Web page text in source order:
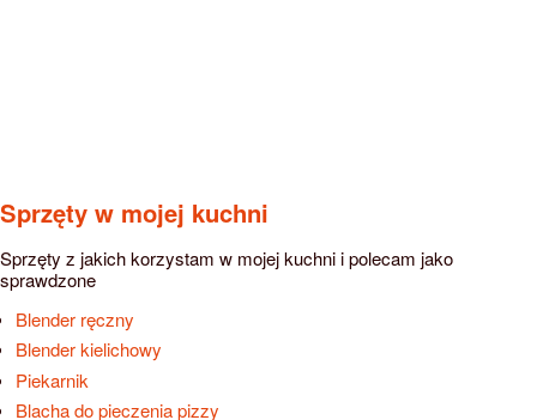
Sprzęty w mojej kuchni
Sprzęty z jakich korzystam w mojej kuchni i polecam jako
sprawdzone
Blender ręczny
Blender kielichowy
Piekarnik
Blacha do pieczenia pizzy